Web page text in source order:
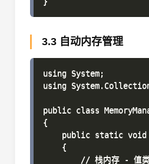
3.3 自动内存管理
using System;
using
public class
{
public static void
    {
// 栈内存 - 值